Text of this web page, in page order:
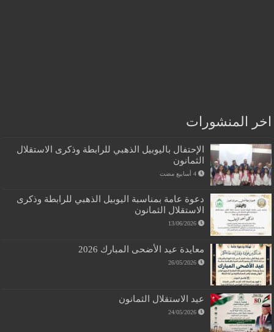
اخر المنشورات
الإحتفال باليوبيل الذهبي للرابطة وذكرى الاستقلال
الثمانون
‏4 أسابيع مضت
دعوة عامة بمناسبة اليوبيل الذهبي للرابطة وذكرى
الاستقلال الثمانون
13/06/2026
معايدة عيد الأضحى المبارك 2026
26/05/2026
عيد الاستقلال الثمانون
24/05/2026